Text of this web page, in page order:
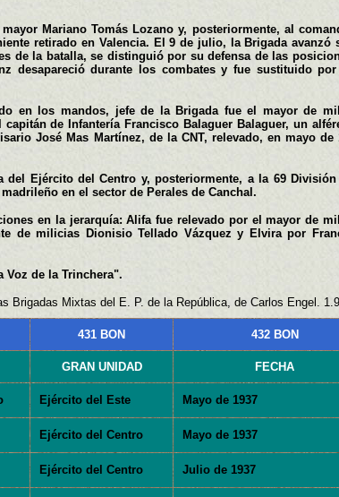
Mariano Tomás Lozano y, posteriormente, al
retirado en Valencia. El 9 de julio, la Brigada avanzó
de la batalla, se distinguió por su defensa de las
desapareció durante los combates y fue sustituido
en los mandos, jefe de la Brigada fue el mayor de
de Infantería Francisco Balaguer Balaguer, un
José Mas Martínez, de la CNT, relevado, en mayo de
Ejército del Centro y, posteriormente, a la 69 División
en el sector de Perales de Canchal.
en la jerarquía: Alifa fue relevado por el mayor de
de milicias Dionisio Tellado Vázquez y Elvira por
Voz de la Trinchera".
Brigadas Mixtas del E. P. de la República, de Carlos Engel.
431 BON 432 BON
GRAN UNIDAD FECHA
Ejército del Este Mayo de 1937
Ejército del Centro Mayo de 1937
Ejército del Centro Julio de 1937